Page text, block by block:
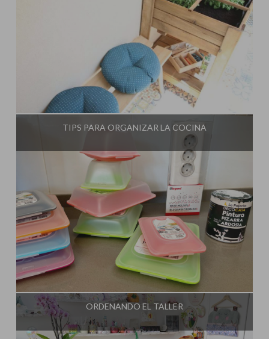
Influencer:Mami Crafter
TIPS PARA ORGANIZAR LA COCINA
Influencer:Mami Crafter
ORDENANDO EL TALLER